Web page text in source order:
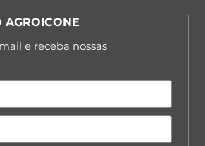
AGROICONE
e receba nossas